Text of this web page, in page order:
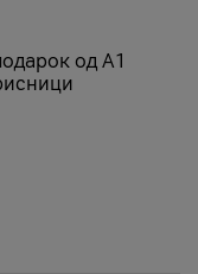
од А1